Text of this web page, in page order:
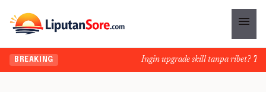
menu
BREAKING Ingin upgrade skill tanpa ribet?